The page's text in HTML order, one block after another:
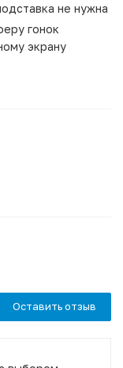
не нужна
гонок
экрану
Оставить отзыв